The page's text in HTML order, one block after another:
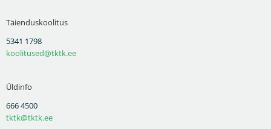
Täienduskoolitus
5341 1798
koolitused@tktk.ee
Üldinfo
666 4500
tktk@tktk.ee